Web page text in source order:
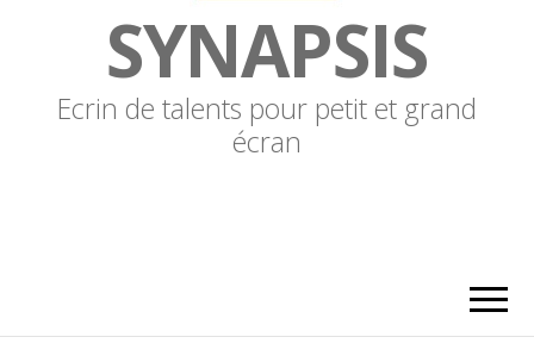
SYNAPSIS
Ecrin de talents pour petit et grand
écran